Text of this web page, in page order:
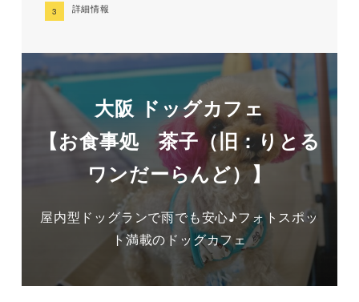
詳細情報
大阪 ドッグカフェ
【お食事処 茶子（旧：りとる
ワンだーらんど）】
屋内型ドッグランで雨でも安心♪フォトスポッ
ト満載のドッグカフェ